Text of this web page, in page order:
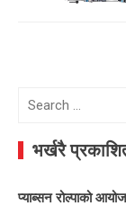
Search
भर्खरै
प्याब्सन रोल्पाको